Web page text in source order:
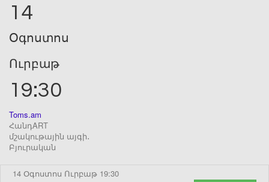
14
Օգոստոս
Ուրբաթ
19:30
Toms.am
ՀանդART
մշակութային այգի․
Բյուրական
14 Օգոստոս Ուրբաթ 19:30